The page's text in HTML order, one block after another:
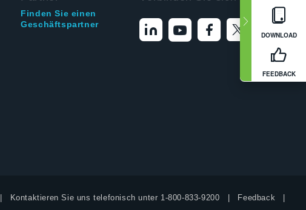
DOWNLOAD
FEEDBACK
Finden Sie einen
Geschäftspartner
Kontaktieren Sie uns telefonisch unter 1-800-833-9200 Feedback